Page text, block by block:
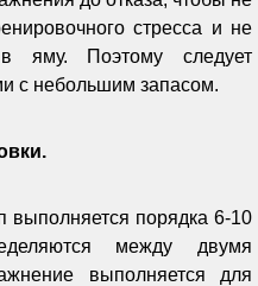
стресса и не
в яму. Поэтому следует
с небольшим запасом.
порядка 6-10
между двумя
выполняется для